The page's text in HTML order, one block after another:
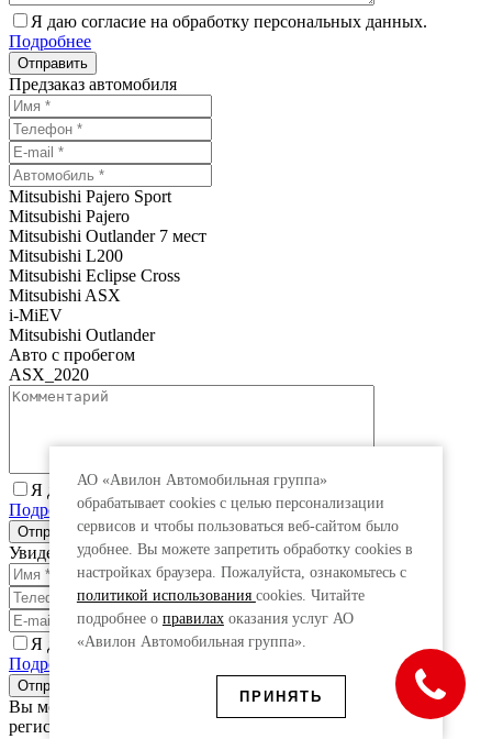
АО «Авилон Автомобильная группа»
обрабатывает cookies с целью персонализации
сервисов и чтобы пользоваться веб-сайтом было
удобнее. Вы можете запретить обработку сookies в
настройках браузера. Пожалуйста, ознакомьтесь с
политикой использования cookies. Читайте
подробнее о правилахоказания услуг АО
«Авилон Автомобильная группа».
ПРИНЯТЬ
Я даю согласие на обработку персональных данных.
Подробнее
Предзаказ автомобиля
Mitsubishi Pajero Sport
Mitsubishi Pajero
Mitsubishi Outlander 7 мест
Mitsubishi L200
Mitsubishi Eclipse Cross
Mitsubishi ASX
i-MiEV
Mitsubishi Outlander
Авто с пробегом
ASX_2020
Я даю согласие на обработку персональных данных.
Подробнее
Увидеть специальную цену
Я даю согласие на обработку персональных данных.
Подробнее
Вы можете получить дополнительную выгоду, заполнив
регистрационную форму ниже.